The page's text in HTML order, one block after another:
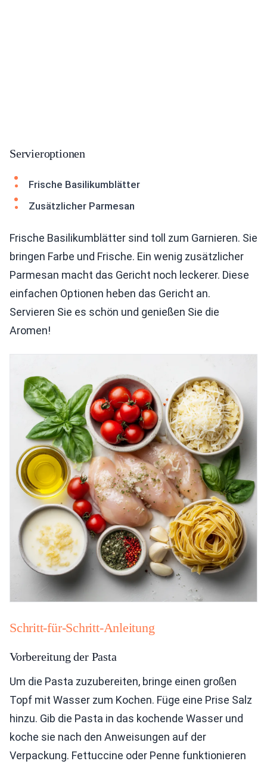
Servieroptionen
Frische Basilikumblätter
Zusätzlicher Parmesan
Frische Basilikumblätter sind toll zum Garnieren. Sie
bringen Farbe und Frische. Ein wenig zusätzlicher
Parmesan macht das Gericht noch leckerer. Diese
einfachen Optionen heben das Gericht an.
Servieren Sie es schön und genießen Sie die
Aromen!
Schritt-für-Schritt-Anleitung
Vorbereitung der Pasta
Um die Pasta zuzubereiten, bringe einen großen
Topf mit Wasser zum Kochen. Füge eine Prise Salz
hinzu. Gib die Pasta in das kochende Wasser und
koche sie nach den Anweisungen auf der
Verpackung. Fettuccine oder Penne funktionieren